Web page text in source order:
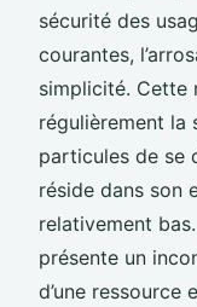
sécurité des
courantes,
simplicité. Cette
régulièrement la
particules de se
réside dans son
relativement
présente un
d’une